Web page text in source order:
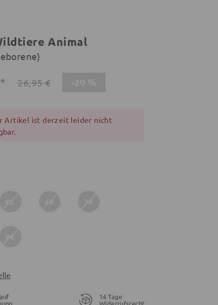
Animal
26,95 €
Artikel ist derzeit leider nicht
14 Tage
Widerrufsrecht